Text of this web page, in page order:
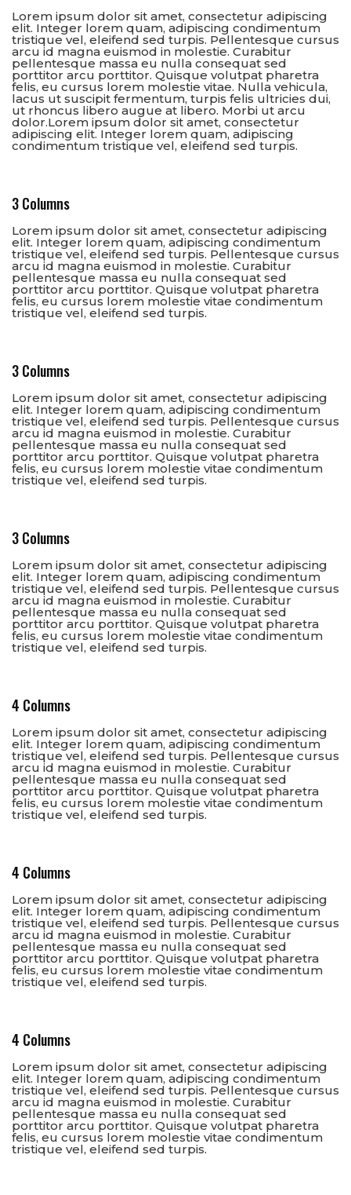
Lorem ipsum dolor sit amet, consectetur adipiscing
elit. Integer lorem quam, adipiscing condimentum
tristique vel, eleifend sed turpis. Pellentesque cursus
arcu id magna euismod in molestie. Curabitur
pellentesque massa eu nulla consequat sed
porttitor arcu porttitor. Quisque volutpat pharetra
felis, eu cursus lorem molestie vitae. Nulla vehicula,
lacus ut suscipit fermentum, turpis felis ultricies dui,
ut rhoncus libero augue at libero. Morbi ut arcu
dolor.Lorem ipsum dolor sit amet, consectetur
adipiscing elit. Integer lorem quam, adipiscing
condimentum tristique vel, eleifend sed turpis.
3 Columns
Lorem ipsum dolor sit amet, consectetur adipiscing
elit. Integer lorem quam, adipiscing condimentum
tristique vel, eleifend sed turpis. Pellentesque cursus
arcu id magna euismod in molestie. Curabitur
pellentesque massa eu nulla consequat sed
porttitor arcu porttitor. Quisque volutpat pharetra
felis, eu cursus lorem molestie vitae condimentum
tristique vel, eleifend sed turpis.
3 Columns
Lorem ipsum dolor sit amet, consectetur adipiscing
elit. Integer lorem quam, adipiscing condimentum
tristique vel, eleifend sed turpis. Pellentesque cursus
arcu id magna euismod in molestie. Curabitur
pellentesque massa eu nulla consequat sed
porttitor arcu porttitor. Quisque volutpat pharetra
felis, eu cursus lorem molestie vitae condimentum
tristique vel, eleifend sed turpis.
3 Columns
Lorem ipsum dolor sit amet, consectetur adipiscing
elit. Integer lorem quam, adipiscing condimentum
tristique vel, eleifend sed turpis. Pellentesque cursus
arcu id magna euismod in molestie. Curabitur
pellentesque massa eu nulla consequat sed
porttitor arcu porttitor. Quisque volutpat pharetra
felis, eu cursus lorem molestie vitae condimentum
tristique vel, eleifend sed turpis.
4 Columns
Lorem ipsum dolor sit amet, consectetur adipiscing
elit. Integer lorem quam, adipiscing condimentum
tristique vel, eleifend sed turpis. Pellentesque cursus
arcu id magna euismod in molestie. Curabitur
pellentesque massa eu nulla consequat sed
porttitor arcu porttitor. Quisque volutpat pharetra
felis, eu cursus lorem molestie vitae condimentum
tristique vel, eleifend sed turpis.
4 Columns
Lorem ipsum dolor sit amet, consectetur adipiscing
elit. Integer lorem quam, adipiscing condimentum
tristique vel, eleifend sed turpis. Pellentesque cursus
arcu id magna euismod in molestie. Curabitur
pellentesque massa eu nulla consequat sed
porttitor arcu porttitor. Quisque volutpat pharetra
felis, eu cursus lorem molestie vitae condimentum
tristique vel, eleifend sed turpis.
4 Columns
Lorem ipsum dolor sit amet, consectetur adipiscing
elit. Integer lorem quam, adipiscing condimentum
tristique vel, eleifend sed turpis. Pellentesque cursus
arcu id magna euismod in molestie. Curabitur
pellentesque massa eu nulla consequat sed
porttitor arcu porttitor. Quisque volutpat pharetra
felis, eu cursus lorem molestie vitae condimentum
tristique vel, eleifend sed turpis.